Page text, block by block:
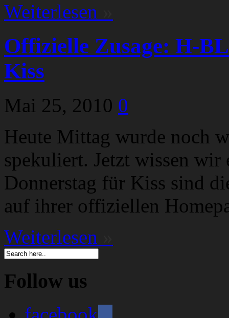
Weiterlesen
Offizielle Zusage: H-
Kiss
Mai 25, 2010 0
Heute Mittag wurde noch
spekuliert. Jetzt wissen
Donnerstag für Kiss sind
auf ihrer offiziellen
Weiterlesen
Follow us